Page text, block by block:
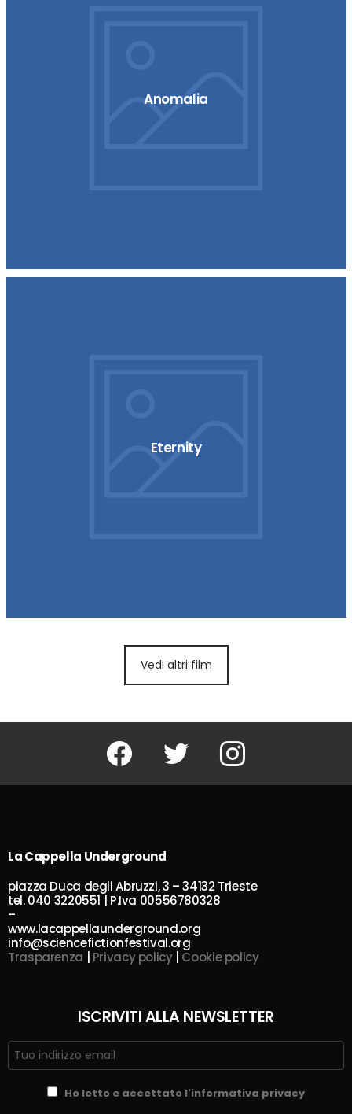
Anomalia
Eternity
Vedi altri film
Facebook Twitter Instagram
La Cappella Underground
piazza Duca degli Abruzzi, 3 – 34132 Trieste
tel. 040 3220551 | P.Iva 00556780328
–
www.lacappellaunderground.org
info@sciencefictionfestival.org
Trasparenza | Privacy policy| Cookie policy
ISCRIVITI ALLA NEWSLETTER
Ho letto e accettato l'informativa privacy